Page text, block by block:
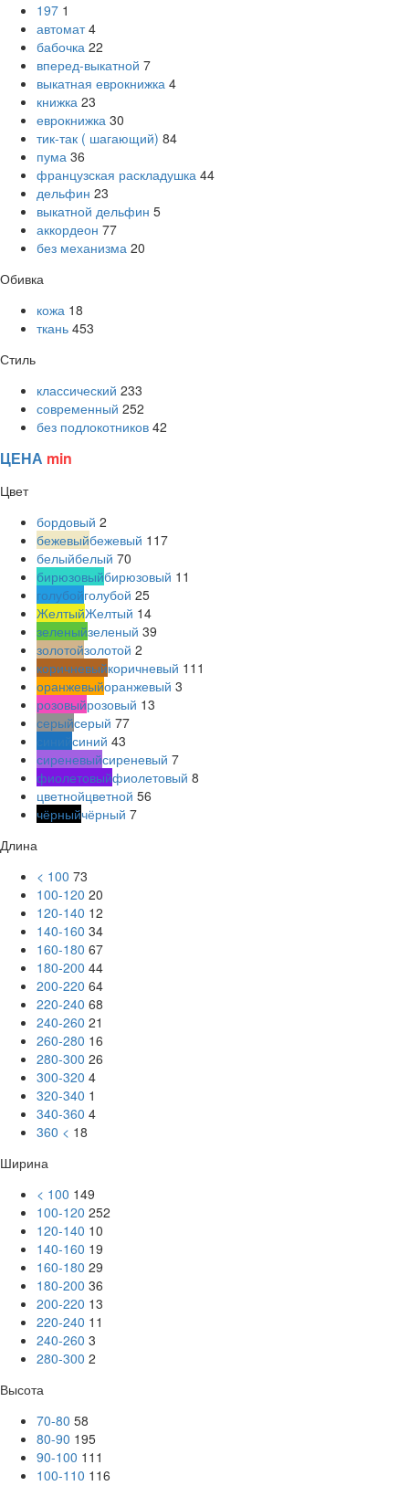
197 1
автомат 4
бабочка 22
вперед-выкатной 7
выкатная еврокнижка 4
книжка 23
еврокнижка 30
тик-так ( шагающий) 84
пума 36
французская раскладушка 44
дельфин 23
выкатной дельфин 5
аккордеон 77
без механизма 20
Обивка
кожа 18
ткань 453
Стиль
классический 233
современный 252
без подлокотников 42
ЦЕНА min
Цвет
бордовый 2
бежевыйбежевый 117
белыйбелый 70
бирюзовыйбирюзовый 11
голубойголубой 25
ЖелтыйЖелтый 14
зеленыйзеленый 39
золотойзолотой 2
коричневыйкоричневый 111
оранжевыйоранжевый 3
розовыйрозовый 13
серыйсерый 77
синий 43
сиреневыйсиреневый 7
фиолетовыйфиолетовый 8
цветнойцветной 56
чёрныйчёрный 7
Длина
< 100 73
100-120 20
120-140 12
140-160 34
160-180 67
180-200 44
200-220 64
220-240 68
240-260 21
260-280 16
280-300 26
300-320 4
320-340 1
340-360 4
360 < 18
Ширина
< 100 149
100-120 252
120-140 10
140-160 19
160-180 29
180-200 36
200-220 13
220-240 11
240-260 3
280-300 2
Высота
70-80 58
80-90 195
90-100 111
100-110 116